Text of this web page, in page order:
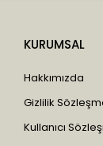
KURUMSAL
Hakkımızda
Gizlilik
Kullanıcı